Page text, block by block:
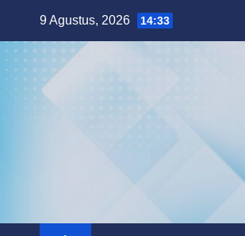
content
9 Agustus, 2026 14:33